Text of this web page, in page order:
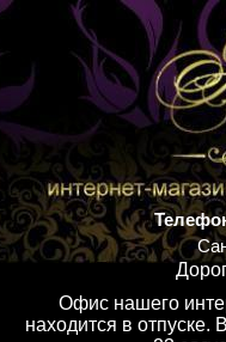
Офис нашего
находится в отпуске.